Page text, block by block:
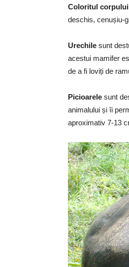
Coloritul corpului
deschis, cenușiu-
Urechile sunt
acestui mamifer
de a fi loviți de
Picioarele sunt
animalului și îi
aproximativ 7-13